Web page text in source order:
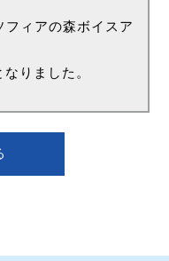
ィアの森ボイスア
りました。